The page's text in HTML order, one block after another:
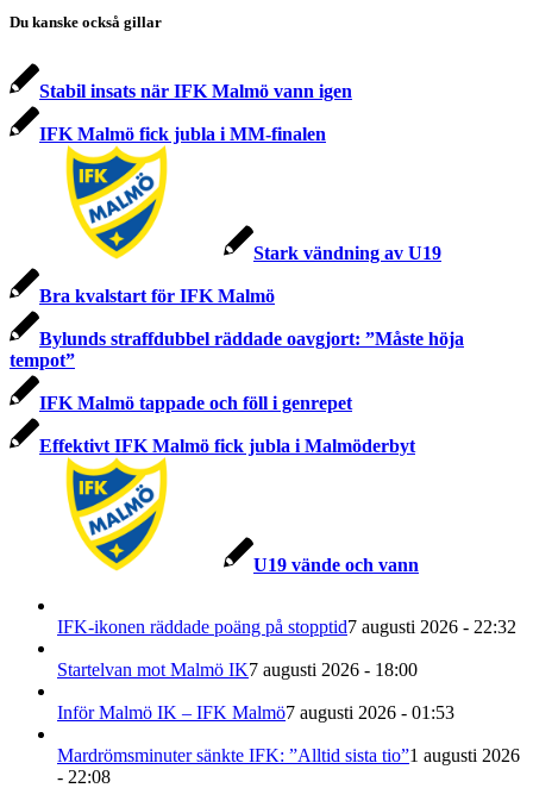
Du kanske också gillar
Stabil insats när IFK Malmö vann igen
IFK Malmö fick jubla i MM-finalen
Stark vändning av U19
Bra kvalstart för IFK Malmö
Bylunds straffdubbel räddade oavgjort: ”Måste höja
tempot”
IFK Malmö tappade och föll i genrepet
Effektivt IFK Malmö fick jubla i Malmöderbyt
U19 vände och vann
IFK-ikonen räddade poäng på stopptid7 augusti 2026 - 22:32
Startelvan mot Malmö IK7 augusti 2026 - 18:00
Inför Malmö IK – IFK Malmö7 augusti 2026 - 01:53
Mardrömsminuter sänkte IFK: ”Alltid sista tio”1 augusti 2026
- 22:08